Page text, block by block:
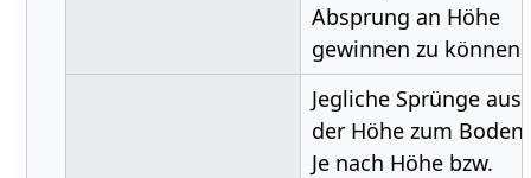
Absprung an Höhe
gewinnen zu können.
Jegliche Sprünge aus
der Höhe zum Boden.
Je nach Höhe bzw.